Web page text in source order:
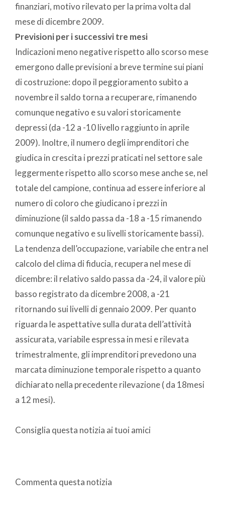
finanziari, motivo rilevato per la prima volta dal
mese di dicembre 2009.
Previsioni per i successivi tre mesi
Indicazioni meno negative rispetto allo scorso mese
emergono dalle previsioni a breve termine sui piani
di costruzione: dopo il peggioramento subìto a
novembre il saldo torna a recuperare, rimanendo
comunque negativo e su valori storicamente
depressi (da -12 a -10 livello raggiunto in aprile
2009). Inoltre, il numero degli imprenditori che
giudica in crescita i prezzi praticati nel settore sale
leggermente rispetto allo scorso mese anche se, nel
totale del campione, continua ad essere inferiore al
numero di coloro che giudicano i prezzi in
diminuzione (il saldo passa da -18 a -15 rimanendo
comunque negativo e su livelli storicamente bassi).
La tendenza dell’occupazione, variabile che entra nel
calcolo del clima di fiducia, recupera nel mese di
dicembre: il relativo saldo passa da -24, il valore più
basso registrato da dicembre 2008, a -21
ritornando sui livelli di gennaio 2009. Per quanto
riguarda le aspettative sulla durata dell’attività
assicurata, variabile espressa in mesi e rilevata
trimestralmente, gli imprenditori prevedono una
marcata diminuzione temporale rispetto a quanto
dichiarato nella precedente rilevazione ( da 18mesi
a 12 mesi).
Consiglia questa notizia ai tuoi amici
Commenta questa notizia